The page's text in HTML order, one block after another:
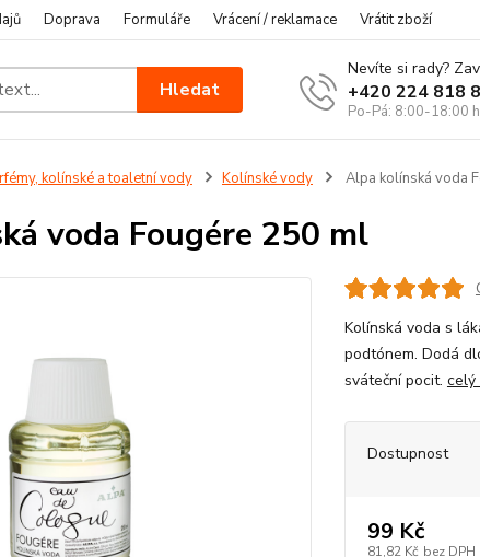
Doprava Formuláře Vrácení / reklamace Vrátit zboží
Hledat
Nevíte si rady?
+420 224 818
Po-Pá: 8:00-18:00
kolínské a toaletní vody Kolínské vody Alpa kolínská voda
voda Fougére 250 ml
Kolínská voda s
podtónem. Dodá
sváteční pocit. celý
Dostupnost
99 Kč
81,82 Kč bez DPH